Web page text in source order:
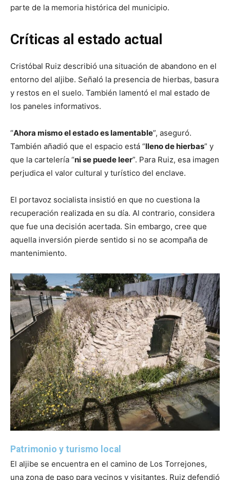
parte de la memoria histórica del municipio.
Críticas al estado actual
Cristóbal Ruiz describió una situación de abandono en el
entorno del aljibe. Señaló la presencia de hierbas, basura
y restos en el suelo. También lamentó el mal estado de
los paneles informativos.
“Ahora mismo el estado es lamentable”, aseguró.
También añadió que el espacio está “lleno de hierbas” y
que la cartelería “ni se puede leer”. Para Ruiz, esa imagen
perjudica el valor cultural y turístico del enclave.
El portavoz socialista insistió en que no cuestiona la
recuperación realizada en su día. Al contrario, considera
que fue una decisión acertada. Sin embargo, cree que
aquella inversión pierde sentido si no se acompaña de
mantenimiento.
Patrimonio y turismo local
El aljibe se encuentra en el camino de Los Torrejones,
una zona de paso para vecinos y visitantes. Ruiz defendió